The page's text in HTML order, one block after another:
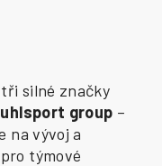
tři silné značky
uhlsport group –
na vývoj a
týmové